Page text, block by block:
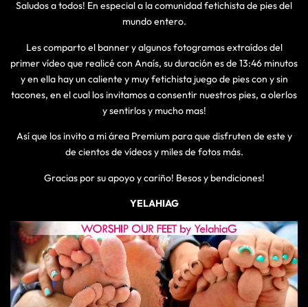
Saludos a todos! En especial a la comunidad fetichista de pies del
mundo entero.
Les comparto el banner y algunos fotogramas extraídos del
primer vídeo que realicé con Anaís, su duración es de 13:46 minutos
y en ella hay un caliente y muy fetichista juego de pies con y sin
tacones, en el cual los invitamos a consentir nuestros pies, a olerlos
y sentirlos y mucho mas!
Así que los invito a mi área Premium para que disfruten de este y
de cientos de vídeos y miles de fotos más.
Gracias por su apoyo y cariño! Besos y bendiciones!
YELAHIAG